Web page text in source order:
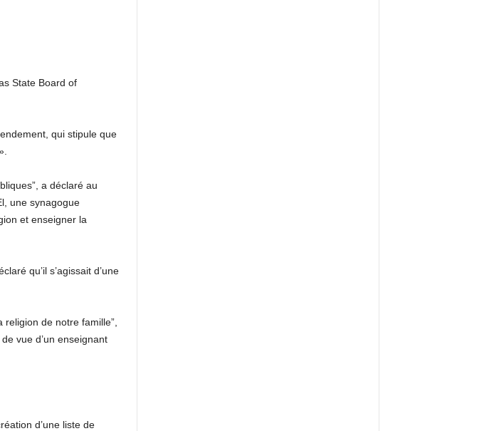
State Board of
qui stipule que
a déclaré au
une synagogue
et enseigner la
qu’il s’agissait d’une
de notre famille”,
vue d’un enseignant
d’une liste de